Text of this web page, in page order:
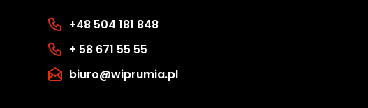
+48 504 181 848
+ 58 671 55 55
biuro@wiprumia.pl